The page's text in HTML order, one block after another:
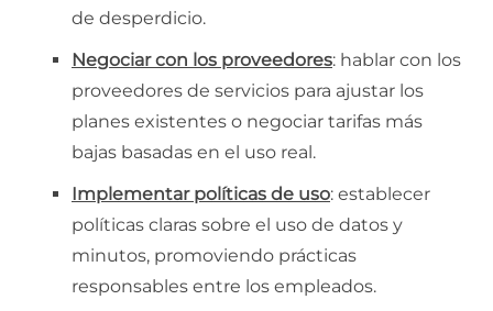
de desperdicio.
Negociar con los proveedores: hablar con los
proveedores de servicios para ajustar los
planes existentes o negociar tarifas más
bajas basadas en el uso real.
Implementar políticas de uso: establecer
políticas claras sobre el uso de datos y
minutos, promoviendo prácticas
responsables entre los empleados.